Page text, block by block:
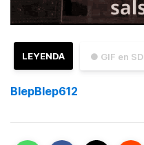
● GIF en SD
LEYENDA
BlepBlep612